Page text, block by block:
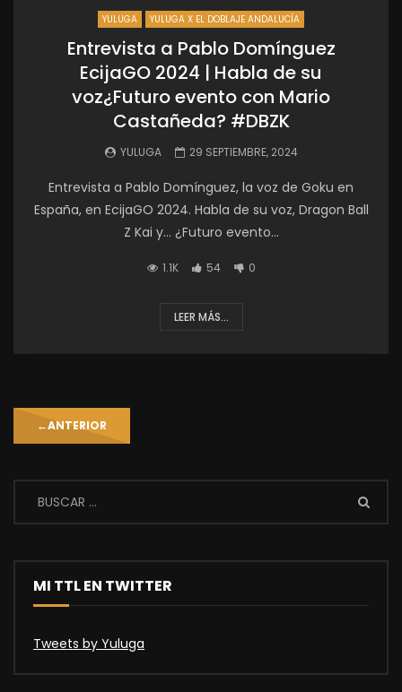
YULUGA YULUGA X EL DOBLAJE ANDALUCÍA
Entrevista a Pablo Domínguez
EcijaGO 2024 | Habla de su
voz¿Futuro evento con Mario
Castañeda? #DBZK
YULUGA 29 SEPTIEMBRE, 2024
Entrevista a Pablo Domínguez, la voz de Goku en
España, en EcijaGO 2024. Habla de su voz, Dragon Ball
Z Kai y… ¿Futuro evento...
1.1K 54 0
LEER MÁS...
←ANTERIOR
MI TTL EN TWITTER
Tweets by Yuluga